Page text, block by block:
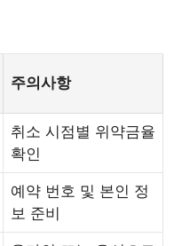
주의사항
취소 시점별 위약금율
확인
예약 번호 및 본인 정
보 준비